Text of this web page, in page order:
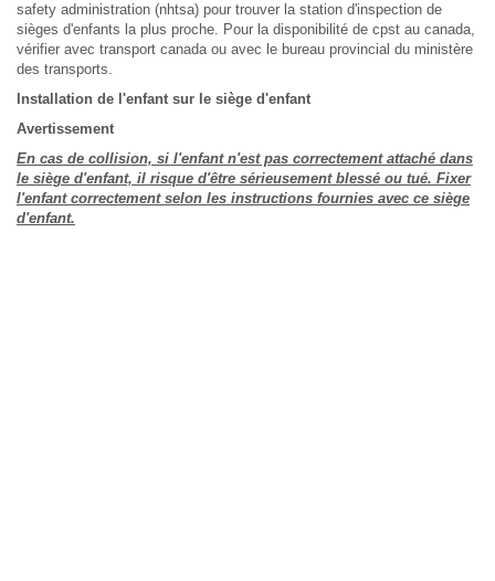
safety administration (nhtsa) pour trouver la station d'inspection de
sièges d'enfants la plus proche. Pour la disponibilité de cpst au canada,
vérifier avec transport canada ou avec le bureau provincial du ministère
des transports.
Installation de l'enfant sur le siège d'enfant
Avertissement
En cas de collision, si l'enfant n'est pas correctement attaché dans
le siège d'enfant, il risque d'être sérieusement blessé ou tué. Fixer
l'enfant correctement selon les instructions fournies avec ce siège
d'enfant.